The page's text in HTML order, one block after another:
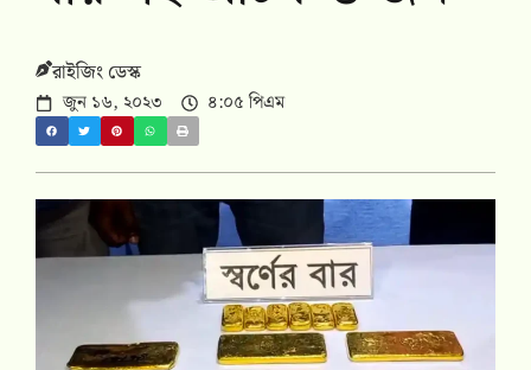
রাইজিং ডেস্ক
জুন ১৬, ২০২৩ ৪:০৫ পিএম